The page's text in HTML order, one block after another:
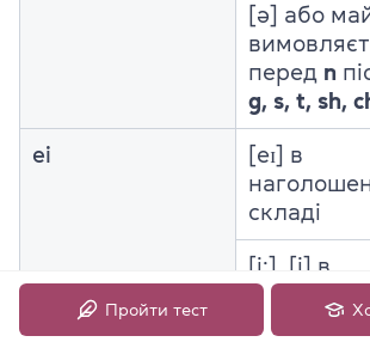
[ə] або
перед n
g, s, t, sh,
ei
[eɪ] в
складі
[i:], [i] в
складі
Пройти тест